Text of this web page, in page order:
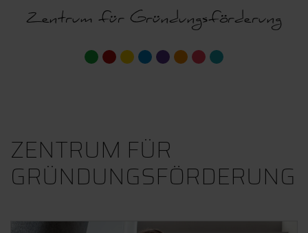
Zentrum für Gründungsförderung
ZENTRUM FÜR
GRÜNDUNGSFÖRDERUNG